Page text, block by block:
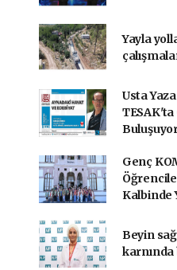
Yayla
Usta
Genç
Kalbinde
Beyin
karnında